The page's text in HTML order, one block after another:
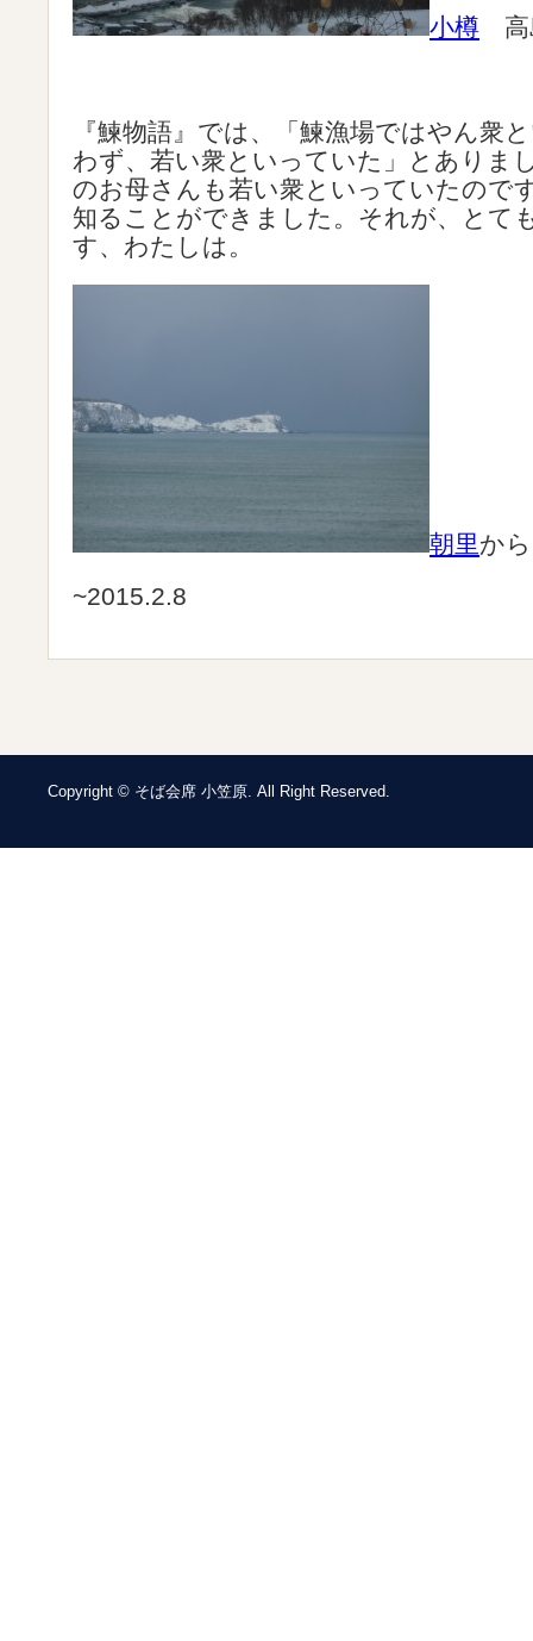
小樽 高
『鰊物語』では、「鰊漁場ではやん衆
わず、若い衆といっていた」とありま
のお母さんも若い衆といっていたので
知ることができました。それが、とて
す、わたしは。
朝里か
~2015.2.8
Copyright © そば会席 小笠原. All Right Reserved.